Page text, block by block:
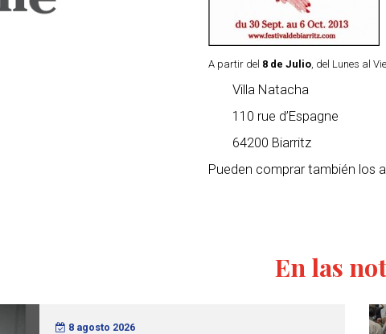
A partir del 8 de Julio, del Lunes al
Villa Natacha
110 rue d’Espagne
64200 Biarritz
Pueden comprar también los
En las
8 agosto 2026